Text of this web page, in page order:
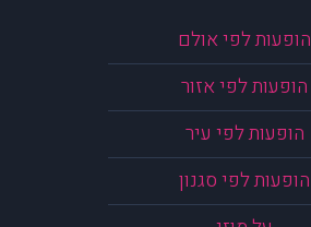
הופעות לפי אולם
הופעות לפי אזור
הופעות לפי עיר
הופעות לפי סגנון